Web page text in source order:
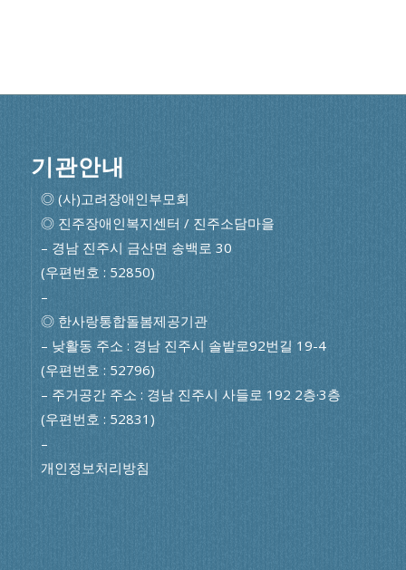
기관안내
◎ (사)고려장애인부모회
◎ 진주장애인복지센터 / 진주소담마을
– 경남 진주시 금산면 송백로 30
(우편번호 : 52850)
–
◎ 한사랑통합돌봄제공기관
– 낮활동 주소 : 경남 진주시 솔밭로92번길 19-4
(우편번호 : 52796)
– 주거공간 주소 : 경남 진주시 사들로 192 2층·3층
(우편번호 : 52831)
–
개인정보처리방침